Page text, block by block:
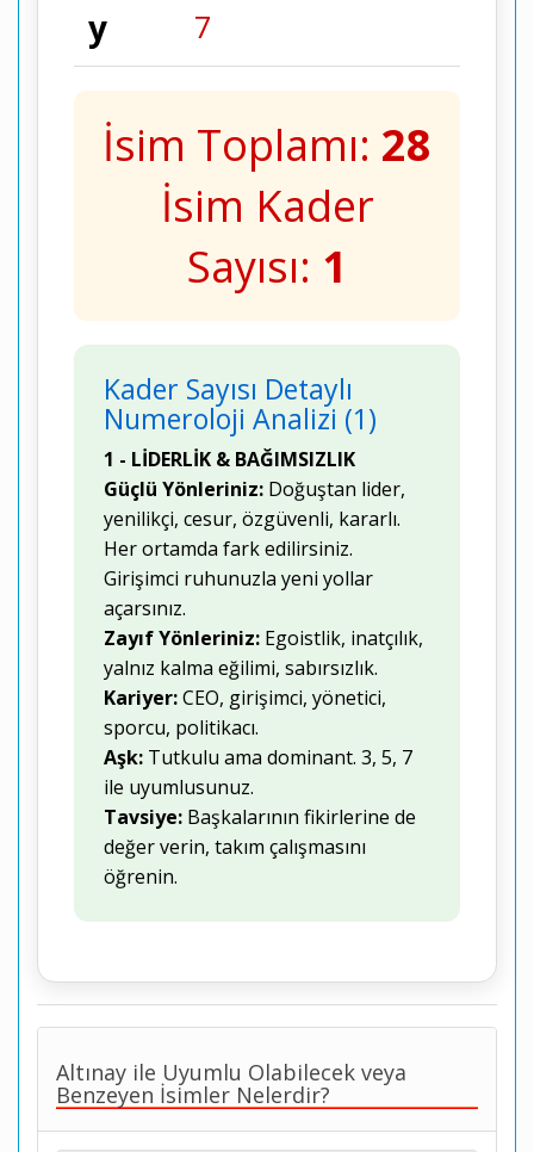
y 7
İsim Toplamı: 28
İsim Kader
Sayısı: 1
Kader Sayısı Detaylı
Numeroloji Analizi (1)
1 - LİDERLİK & BAĞIMSIZLIK
Güçlü Yönleriniz: Doğuştan lider,
yenilikçi, cesur, özgüvenli, kararlı.
Her ortamda fark edilirsiniz.
Girişimci ruhunuzla yeni yollar
açarsınız.
Zayıf Yönleriniz: Egoistlik, inatçılık,
yalnız kalma eğilimi, sabırsızlık.
Kariyer:CEO, girişimci, yönetici,
sporcu, politikacı.
Aşk: Tutkulu ama dominant. 3, 5, 7
ile uyumlusunuz.
Tavsiye: Başkalarının fikirlerine de
değer verin, takım çalışmasını
öğrenin.
Altınay ile Uyumlu Olabilecek veya
Benzeyen İsimler Nelerdir?